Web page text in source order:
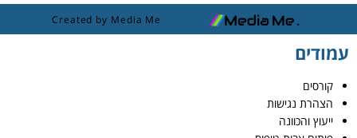
Created by Media Me
עמודים
קורסים
הצהרת נגישות
ייעוץ והכוונה